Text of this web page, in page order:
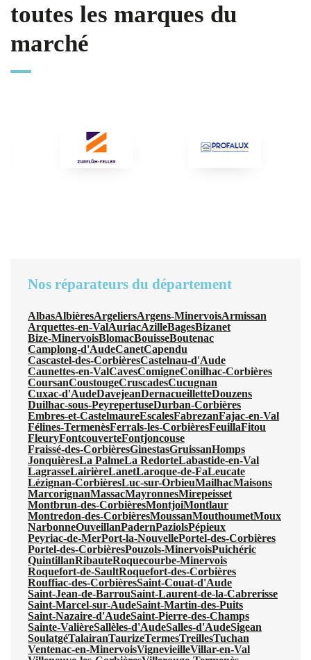
toutes les marques du
marché
Nos réparateurs du département
AlbasAlbièresArgeliersArgens-MinervoisArmissan
Arquettes-en-ValAuriacAzilleBagesBizanet
Bize-MinervoisBlomacBouisseBoutenac
Camplong-d'AudeCanetCapendu
Cascastel-des-CorbièresCastelnau-d'Aude
Caunettes-en-ValCavesComigneConilhac-Corbières
CoursanCoustougeCruscadesCucugnan
Cuxac-d'AudeDavejeanDernacueilletteDouzens
Duilhac-sous-PeyrepertuseDurban-Corbières
Embres-et-CastelmaureEscalesFabrezanFajac-en-Val
Félines-TermenèsFerrals-les-CorbièresFeuillaFitou
FleuryFontcouverteFontjoncouse
Fraissé-des-CorbièresGinestasGruissanHomps
JonquièresLa PalmeLa RedorteLabastide-en-Val
LagrasseLairièreLanetLaroque-de-FaLeucate
Lézignan-CorbièresLuc-sur-OrbieuMailhacMaisons
MarcorignanMassacMayronnesMirepeisset
Montbrun-des-CorbièresMontjoiMontlaur
Montredon-des-CorbièresMoussanMouthoumetMoux
NarbonneOuveillanPadernPaziolsPépieux
Peyriac-de-MerPort-la-NouvellePortel-des-Corbières
Portel-des-CorbièresPouzols-MinervoisPuichéric
QuintillanRibauteRoquecourbe-Minervois
Roquefort-de-SaultRoquefort-des-Corbières
Rouffiac-des-CorbièresSaint-Couat-d'Aude
Saint-Jean-de-BarrouSaint-Laurent-de-la-Cabrerisse
Saint-Marcel-sur-AudeSaint-Martin-des-Puits
Saint-Nazaire-d'AudeSaint-Pierre-des-Champs
Sainte-ValièreSallèles-d'AudeSalles-d'AudeSigean
SoulatgéTalairanTaurizeTermesTreillesTuchan
Ventenac-en-MinervoisVignevieilleVillar-en-Val